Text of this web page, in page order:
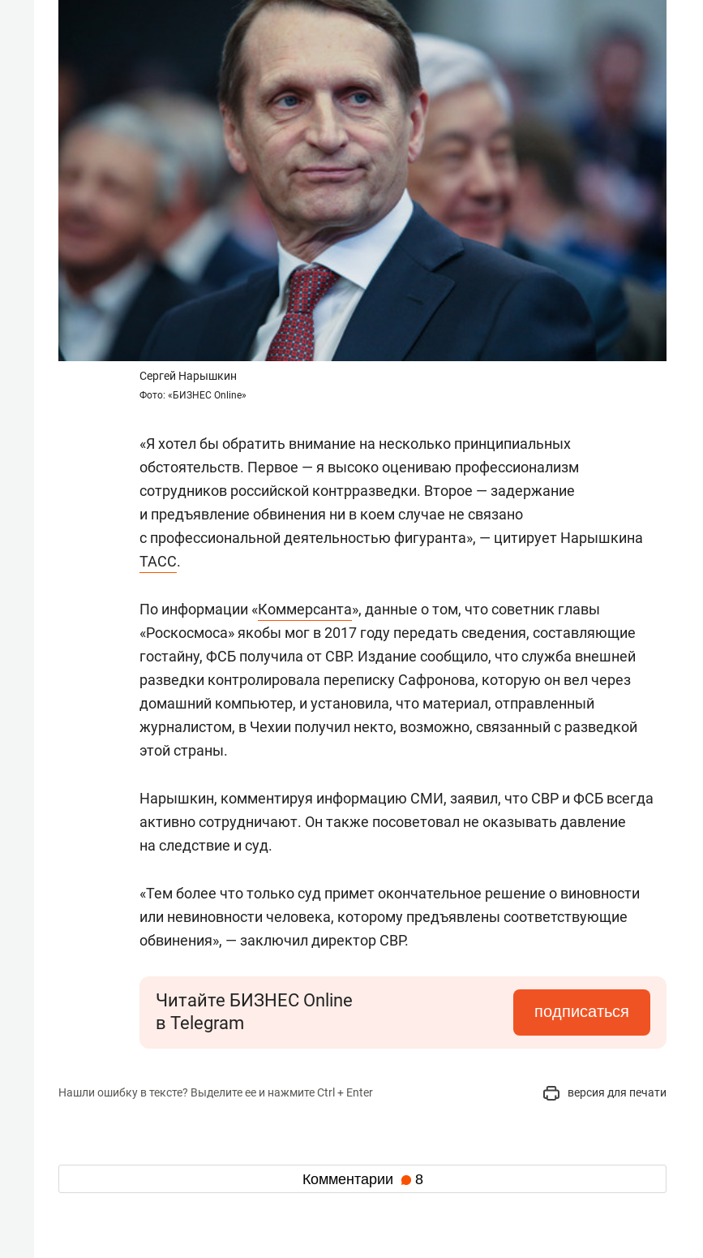
Сергей Нарышкин
Фото: «БИЗНЕС Online»
«Я хотел бы обратить внимание на несколько принципиальных
обстоятельств. Первое — я высоко оцениваю профессионализм
сотрудников российской контрразведки. Второе — задержание
и предъявление обвинения ни в коем случае не связано
с профессиональной деятельностью фигуранта», — цитирует Нарышкина
ТАСС.
По информации «Коммерсанта», данные о том, что советник главы
«Роскосмоса» якобы мог в 2017 году передать сведения, составляющие
гостайну, ФСБ получила от СВР. Издание сообщило, что служба внешней
разведки контролировала переписку Сафронова, которую он вел через
домашний компьютер, и установила, что материал, отправленный
журналистом, в Чехии получил некто, возможно, связанный с разведкой
этой страны.
Нарышкин, комментируя информацию СМИ, заявил, что СВР и ФСБ всегда
активно сотрудничают. Он также посоветовал не оказывать давление
на следствие и суд.
«Тем более что только суд примет окончательное решение о виновности
или невиновности человека, которому предъявлены соответствующие
обвинения», — заключил директор СВР.
Читайте БИЗНЕС Online
в Telegram
подписаться
Нашли ошибку в тексте? Выделите ее и нажмите Ctrl + Enter версия для печати
Комментарии 8
антихрупких команд